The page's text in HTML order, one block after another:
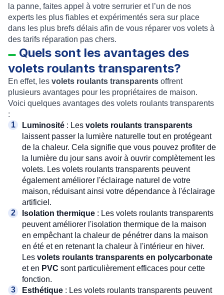
la panne, faites appel à votre serrurier et l’un de nos
experts les plus fiables et expérimentés sera sur place
dans les plus brefs délais afin de vous réparer vos volets à
des tarifs réparation pas chers.
Quels sont les avantages des
volets roulants transparents?
En effet, les volets roulants transparents offrent
plusieurs avantages pour les propriétaires de maison.
Voici quelques avantages des volets roulants transparents
:
Luminosité : Les volets roulants transparents
laissent passer la lumière naturelle tout en protégeant
de la chaleur. Cela signifie que vous pouvez profiter de
la lumière du jour sans avoir à ouvrir complètement les
volets. Les volets roulants transparents peuvent
également améliorer l'éclairage naturel de votre
maison, réduisant ainsi votre dépendance à l'éclairage
artificiel.
Isolation thermique : Les volets roulants transparents
peuvent améliorer l'isolation thermique de la maison
en empêchant la chaleur de pénétrer dans la maison
en été et en retenant la chaleur à l'intérieur en hiver.
Les volets roulants transparents en polycarbonate
et en PVC sont particulièrement efficaces pour cette
fonction.
Esthétique : Les volets roulants transparents peuvent